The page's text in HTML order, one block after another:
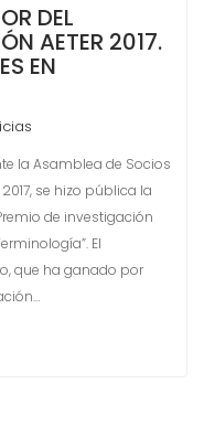
DEL
AETER 2017.
EN
la Asamblea de Socios
se hizo pública la
de investigación
El
que ha ganado por